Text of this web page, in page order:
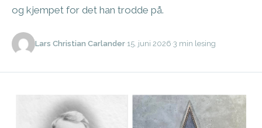
og kjempet for det han trodde på.
Lars Christian Carlander·15. juni 2026·3 min lesing